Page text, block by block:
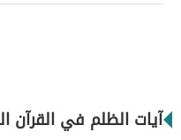
آيات الظلم في القرآن